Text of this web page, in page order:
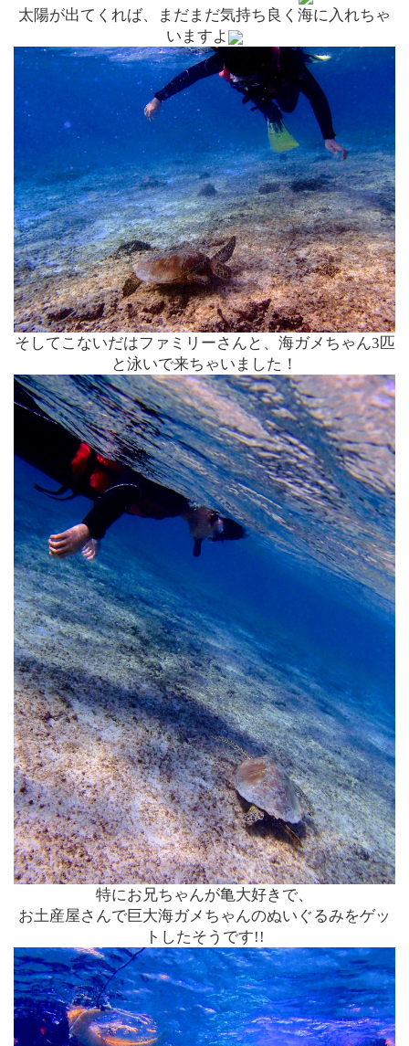
太陽が出てくれば、まだまだ気持ち良く海に入れちゃ
いますよ
そしてこないだはファミリーさんと、 海ガメちゃん3匹
と泳いで来ちゃいました！
特にお兄ちゃんが亀大好きで、
お土産屋さんで巨大海ガメちゃんのぬいぐるみをゲッ
トしたそうです!!